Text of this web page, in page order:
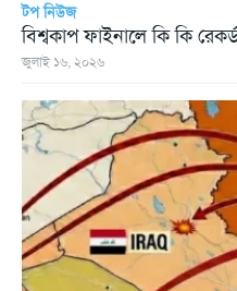
টপ নিউজ
বিশ্বকাপ ফাইনালে কি কি
জুলাই ১৬, ২০২৬